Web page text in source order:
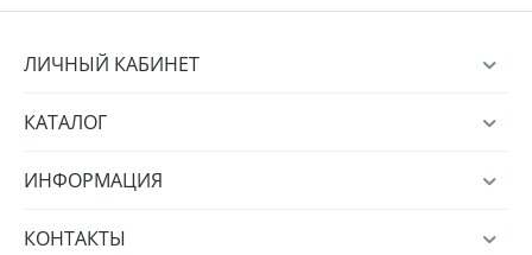
ЛИЧНЫЙ КАБИНЕТ
КАТАЛОГ
ИНФОРМАЦИЯ
КОНТАКТЫ